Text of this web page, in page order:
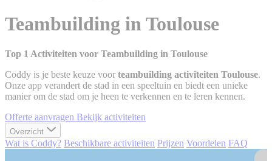
Teambuilding in Toulouse
Top 1 Activiteiten voor Teambuilding in Toulouse
Coddy is je beste keuze voor teambuilding activiteiten Toulouse.
Onze app verandert de stad in een speeltuin en biedt een unieke
manier om de stad om je heen te verkennen en te leren kennen.
Offerte aanvragen Bekijk activiteiten
Overzicht
Wat is Coddy? Beschikbare activiteiten Prijzen Voordelen FAQ